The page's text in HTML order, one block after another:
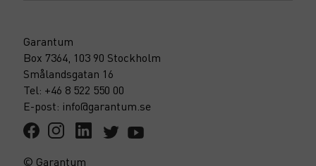
Garantum
Box 7364, 103 90 Stockholm
Smålandsgatan 16
Tel: +46 8 522 550 00
E-post: info@garantum.se
© Garantum